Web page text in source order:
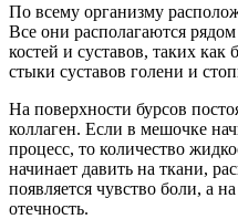
По всему организму
Все они располагаются
костей и суставов, таких как
стыки суставов голени и
На поверхности бурсов
коллаген. Если в мешочке
процесс, то количество
начинает давить на ткани,
появляется чувство боли, а
отечность.